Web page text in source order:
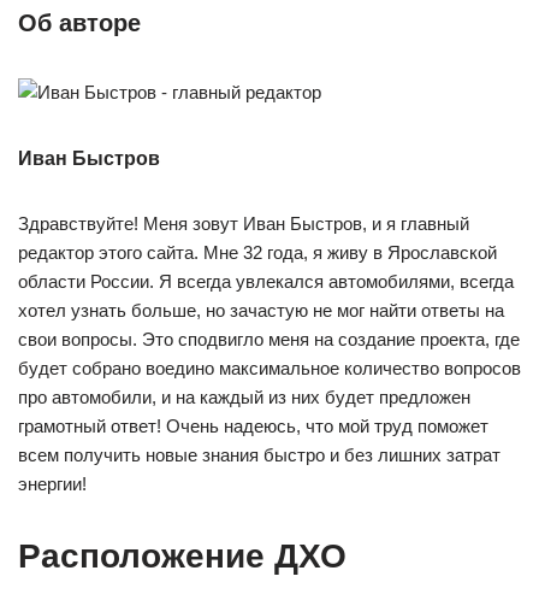
Об авторе
Иван Быстров
Здравствуйте! Меня зовут Иван Быстров, и я главный
редактор этого сайта. Мне 32 года, я живу в Ярославской
области России. Я всегда увлекался автомобилями, всегда
хотел узнать больше, но зачастую не мог найти ответы на
свои вопросы. Это сподвигло меня на создание проекта, где
будет собрано воедино максимальное количество вопросов
про автомобили, и на каждый из них будет предложен
грамотный ответ! Очень надеюсь, что мой труд поможет
всем получить новые знания быстро и без лишних затрат
энергии!
Расположение ДХО